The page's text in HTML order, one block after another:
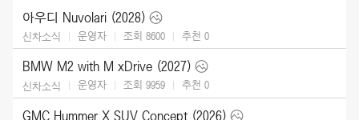
아우디 Nuvolari (2028)
신차소식 운영자 조회 8600 추천 0
BMW M2 with M xDrive (2027)
신차소식 운영자 조회 9959 추천 0
GMC Hummer X SUV Concept (2026)